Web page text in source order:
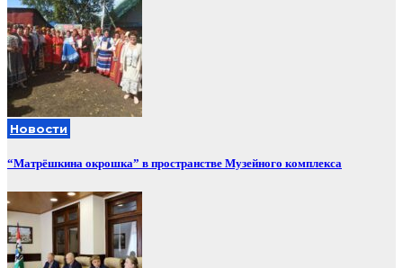
Новости
“Матрёшкина окрошка” в пространстве Музейного комплекса